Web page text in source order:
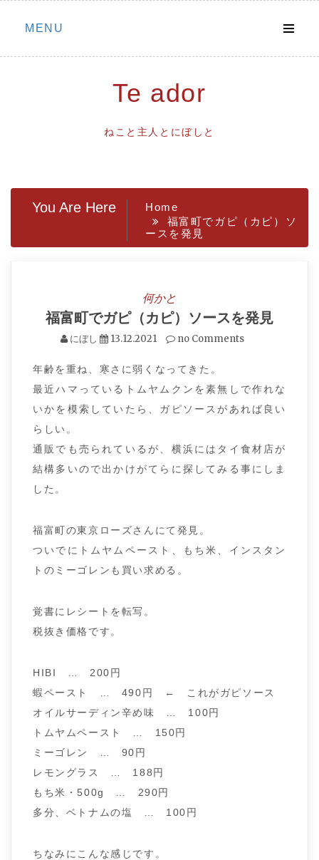
Skip
MENU
Te ador
ねこと主人とにぼしと
You Are Here
Home
福富町でガピ（カピ）ソ
ースを発見
何かと
福富町でガピ（カピ）ソースを発見
にぼし 13.12.2021 no Comments
年齢を重ね、寒さに弱くなってきた。
最近ハマっているトムヤムクンを素無しで作れな
いかを模索していたら、ガピソースがあれば良い
らしい。
通販でも売られているが、横浜にはタイ食材店が
結構多いので出かけがてらに探してみる事にしま
した。
福富町の東京ローズさんにて発見。
ついでにトムヤムペースト、もち米、インスタン
トのミーゴレンも買い求める。
覚書にレシートを転写。
税抜き価格です。
HIBI … 200円
蝦ペースト … 490円 ← これがガピソース
オイルサーディン辛め味 … 100円
トムヤムペースト … 150円
ミーゴレン … 90円
レモングラス … 188円
もち米・500g … 290円
多分、ベトナムの塩 … 100円
ちなみにこんな感じです。